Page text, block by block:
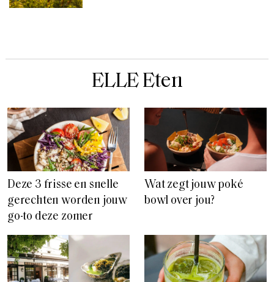
ELLE Eten
Deze 3 frisse en snelle
gerechten worden jouw
go-to deze zomer
Wat zegt jouw poké
bowl over jou?